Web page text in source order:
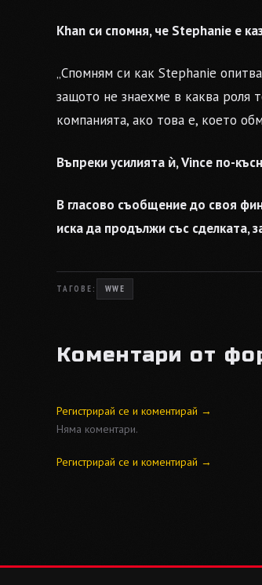
Khan си спомня, че Stephanie е
„Спомням си как Stephanie
защото не знаехме в каква роля
компанията, ако това е, което
Въпреки усилията ѝ, Vince по-
В гласово съобщение до своя
иска да продължи със сделката,
ТАГОВЕ: WWE
Коментари от
Регистрирай се и коментирай →
Няма коментари.
Регистрирай се и коментирай →